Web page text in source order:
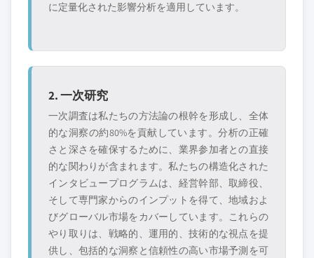
に定量化された影響分析を適用しています。
2. 一次研究
一次調査は私たちの方法論の根幹を形成し、全体
的な洞察の約80%を貢献しています。分析の正確
さと深さを確保するために、業界参加者との直接
的な関わりが含まれます。私たちの構造化された
インタビュープログラムは、経営幹部、取締役、
そして専門家からのインプットを得て、地域およ
びグローバル市場をカバーしています。これらの
やり取りは、戦略的、運用的、技術的な視点を提
供し、包括的な洞察と信頼性の高い市場予測を可